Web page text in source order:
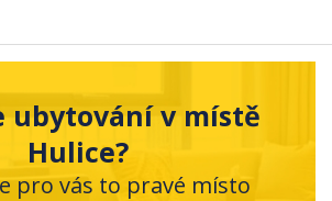
ubytování v místě
Hulice?
pro vás to pravé místo